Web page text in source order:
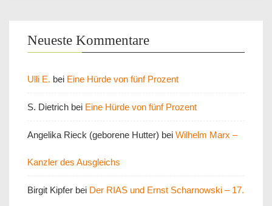
Neueste Kommentare
Ulli E. bei Eine Hürde von fünf Prozent
S. Dietrich bei Eine Hürde von fünf Prozent
Angelika Rieck (geborene Hutter) bei Wilhelm Marx –
Kanzler des Ausgleichs
Birgit Kipfer bei Der RIAS und Ernst Scharnowski – 17.